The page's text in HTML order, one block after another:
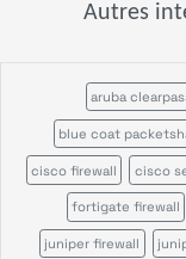
Autres
aruba
blue coat
cisco firewall cisco
fortigate firewall
juniper firewall